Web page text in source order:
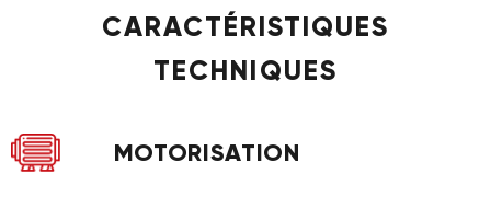
CARACTÉRISTIQUES
TECHNIQUES
MOTORISATION